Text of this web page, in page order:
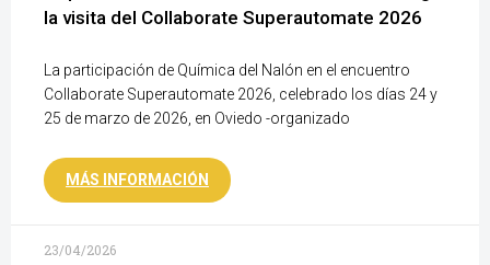
la visita del Collaborate Superautomate 2026
La participación de Química del Nalón en el encuentro
Collaborate Superautomate 2026, celebrado los días 24 y
25 de marzo de 2026, en Oviedo -organizado
MÁS INFORMACIÓN
23/04/2026